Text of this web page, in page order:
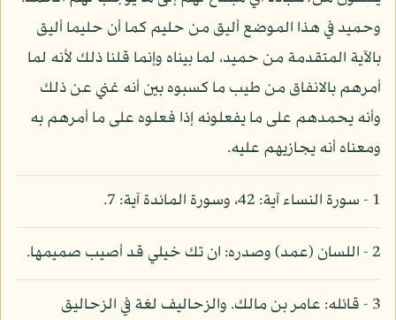
وحميد في هذا الموضع أليق من حليم كما أن حليما أليق
بالآية المتقدمة من حميد، لما بيناه وإنما قلنا ذلك لأنه لما
أمرهم بالانفاق من طيب ما كسبوه بين أنه غني عن ذلك
وأنه يحمدهم على ما يفعلونه إذا فعلوه على ما أمرهم به
ومعناه أنه يجازيهم عليه.
1 - سورة النساء آية: 42، وسورة المائدة آية: 7.
2 - اللسان (عمد) وصدره: ان تك خيلي قد أصيب صميمها.
3 - قائله: عامر بن مالك. والزحاليف لغة في الزحاليق